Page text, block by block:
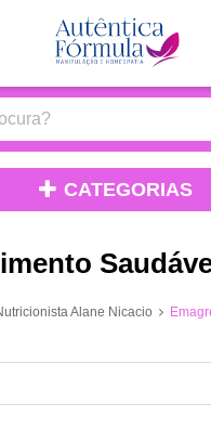
CATEGORIAS
Alane Nicacio